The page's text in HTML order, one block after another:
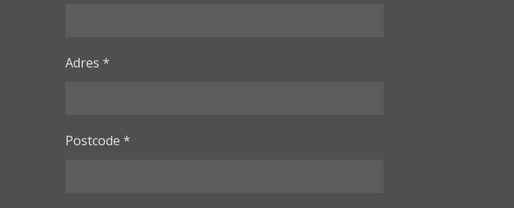
Adres *
Postcode *